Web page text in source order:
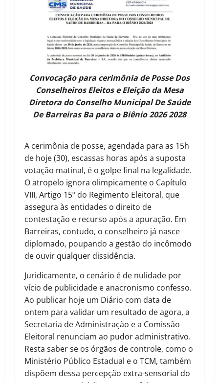
Convocação para cerimônia de Posse Dos
Conselheiros Eleitos e Eleição da Mesa
Diretora do Conselho Municipal De Saúde
De Barreiras Ba para o Biênio 2026 2028
A cerimônia de posse, agendada para as 15h
de hoje (30), escassas horas após a suposta
votação matinal, é o golpe final na legalidade.
O atropelo ignora olimpicamente o Capítulo
VIII, Artigo 15º do Regimento Eleitoral, que
assegura às entidades o direito de
contestação e recurso após a apuração. Em
Barreiras, contudo, o conselheiro já nasce
diplomado, poupando a gestão do incômodo
de ouvir qualquer dissidência.
Juridicamente, o cenário é de nulidade por
vício de publicidade e anacronismo confesso.
Ao publicar hoje um Diário com data de
ontem para validar um resultado de agora, a
Secretaria de Administração e a Comissão
Eleitoral renunciam ao pudor administrativo.
Resta saber se os órgãos de controle, como o
Ministério Público Estadual e o TCM, também
dispõem dessa percepção extra-sensorial do